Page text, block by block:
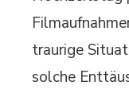
traurige
solche